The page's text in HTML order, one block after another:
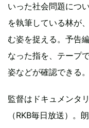
いった社会問題につ
を執筆している林が
む姿を捉える。予告
なった指を、テープ
姿などが確認できる。
監督はドキュメンタ
（RKB毎日放送）。